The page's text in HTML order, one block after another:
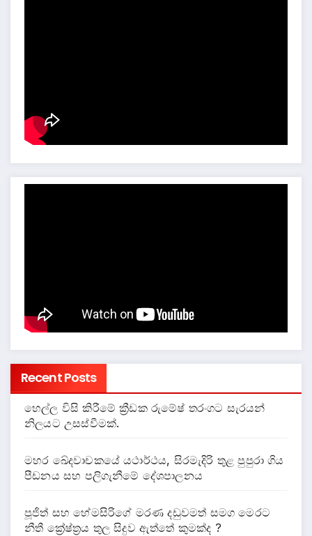
Recent Posts
හෙල්ල විසි කිරීමේ ක්‍රීඩක රුමේෂ් තරංගට සැරයන්
නිලයට උසස්වීමක්.
මහර ඛේදවාචකයේ යථාර්ථය, සිරමැදිරි තුළ පුපුරා ගිය
පීඩනය සහ පලිගැනීමේ දේශපාලනය
පූජිත් සහ හේමසිරිගේ මරණ දඩුවමත් සමග මෙරට
නීතී ක්‍රේෂ්ත්‍රය තුල සිදුව ඇත්තේ කුමක්ද ?